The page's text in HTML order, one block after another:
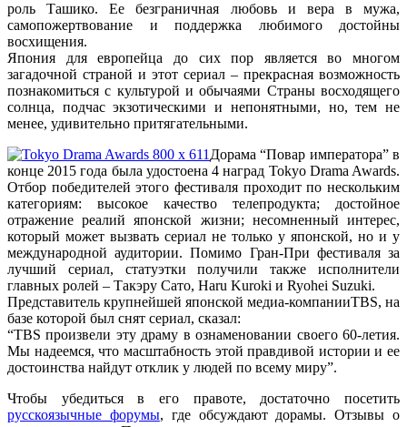
роль Ташико. Ее безграничная любовь и вера в мужа,
самопожертвование и поддержка любимого достойны
восхищения.
Япония для европейца до сих пор является во многом
загадочной страной и этот сериал – прекрасная возможность
познакомиться с культурой и обычаями Страны восходящего
солнца, подчас экзотическими и непонятными, но, тем не
менее, удивительно притягательными.
Дорама “Повар императора” в
конце 2015 года была удостоена 4 наград Tokyo Drama Awards.
Отбор победителей этого фестиваля проходит по нескольким
категориям: высокое качество телепродукта; достойное
отражение реалий японской жизни; несомненный интерес,
который может вызвать сериал не только у японской, но и у
международной аудитории. Помимо Гран-При фестиваля за
лучший сериал, статуэтки получили также исполнители
главных ролей – Такэру Сато, Haru Kuroki и Ryohei Suzuki.
Представитель крупнейшей японской медиа-компанииTBS, на
базе которой был снят сериал, сказал:
“TBS произвели эту драму в ознаменовании своего 60-летия.
Мы надеемся, что масштабность этой правдивой истории и ее
достоинства найдут отклик у людей по всему миру”.
Чтобы убедиться в его правоте, достаточно посетить
русскоязычные форумы, где обсуждают дорамы. Отзывы о